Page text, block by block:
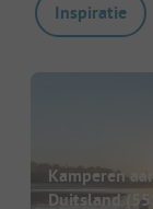
Inspiratie
Kamperen
Duitsland